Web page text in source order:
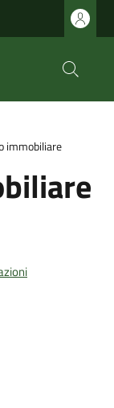
immobiliare